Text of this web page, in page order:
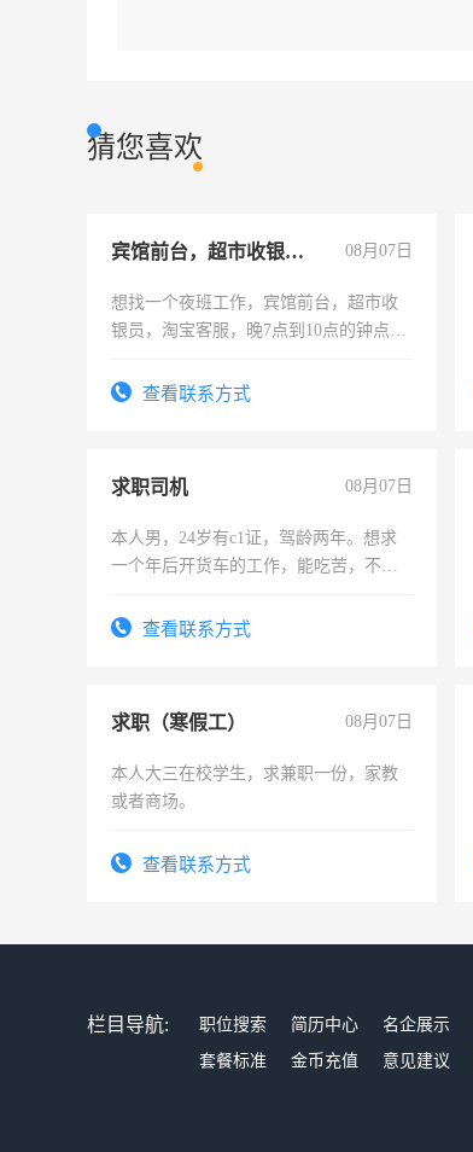
猜您喜欢
宾馆前台，超市收银员，淘宝客服 08月07日
想找一个夜班工作，宾馆前台，超市收
银员，淘宝客服，晚7点到10点的钟点
号同微信查看联系方式
求职司机 08月07日
本人男，24岁有c1证，驾龄两年。想求
一个年后开货车的工作，能吃苦，不怕
查看联系方式
求职（寒假工） 08月07日
本人大三在校学生，求兼职一份，家教
或者商场。
查看联系方式
栏目导航: 职位搜索 简历中心 名企展示
套餐标准
金币充值 意见建议